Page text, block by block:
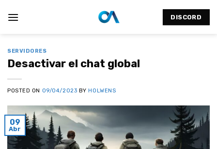
DISCORD
SERVIDORES
Desactivar el chat global
POSTED ON 09/04/2023 BYHOLWENS
09
Abr